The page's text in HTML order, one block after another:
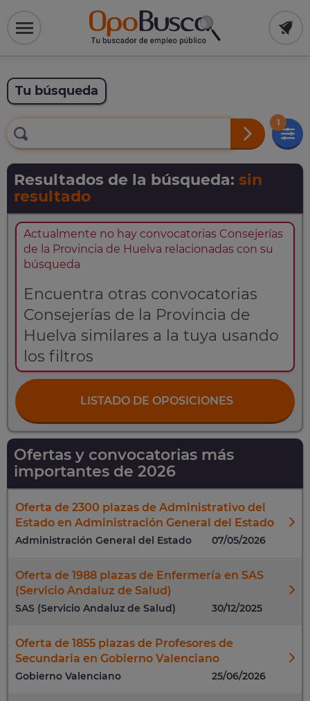
Tu búsqueda
1
Resultados de la búsqueda: sin
resultado
Actualmente no hay convocatorias Consejerías
de la Provincia de Huelva relacionadas con su
búsqueda
Encuentra otras convocatorias
Consejerías de la Provincia de
Huelva similares a la tuya usando
los filtros
LISTADO DE OPOSICIONES
Ofertas y convocatorias más
importantes de 2026
Oferta de 2300 plazas de Administrativo del
Estado en Administración General del Estado
Administración General del Estado 07/05/2026
Oferta de 1988 plazas de Enfermería en SAS
(Servicio Andaluz de Salud)
SAS (Servicio Andaluz de Salud) 30/12/2025
Oferta de 1855 plazas de Profesores de
Secundaria en Gobierno Valenciano
Gobierno Valenciano 25/06/2026